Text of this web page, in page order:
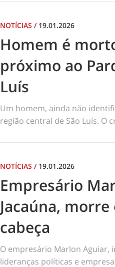
NOTÍCIAS / 19.01.2026
Homem é
próximo ao
Luís
Um homem, ainda não
região central de São Luís. O
NOTÍCIAS / 19.01.2026
Empresário
Jacaúna,
cabeça
O empresário Marlon Aguiar,
lideranças políticas e